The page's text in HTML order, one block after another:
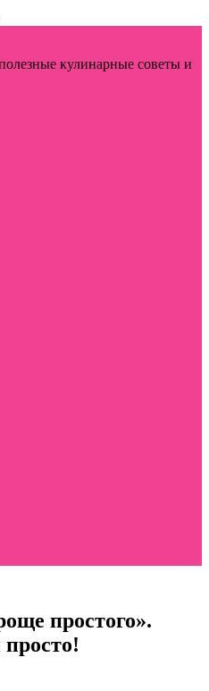
кулинарные советы и
простого».